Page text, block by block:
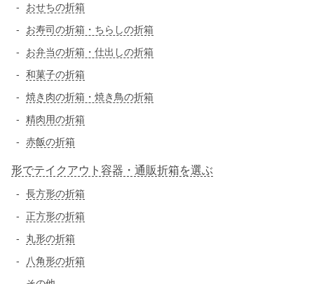
おせちの折箱
お寿司の折箱・ちらしの折箱
お弁当の折箱・仕出しの折箱
和菓子の折箱
焼き肉の折箱・焼き鳥の折箱
精肉用の折箱
赤飯の折箱
形でテイクアウト容器・通販折箱を選ぶ
長方形の折箱
正方形の折箱
丸形の折箱
八角形の折箱